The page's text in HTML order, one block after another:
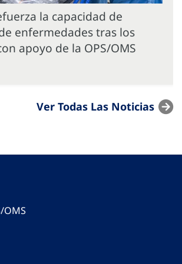
la capacidad de
enfermedades tras los
apoyo de la OPS/OMS
Ver Todas Las Noticias
OMS